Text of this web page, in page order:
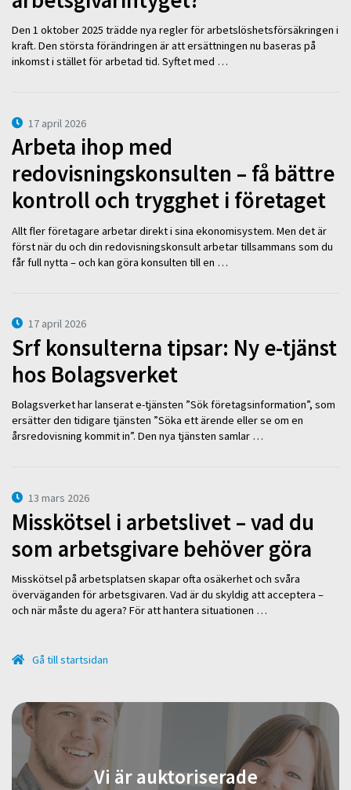
Den 1 oktober 2025 trädde nya regler för arbetslöshetsförsäkringen i
kraft. Den största förändringen är att ersättningen nu baseras på
inkomst i stället för arbetad tid. Syftet med …
17 april 2026
Arbeta ihop med
redovisningskonsulten – få bättre
kontroll och trygghet i företaget
Allt fler företagare arbetar direkt i sina ekonomisystem. Men det är
först när du och din redovisningskonsult arbetar tillsammans som du
får full nytta – och kan göra konsulten till en …
17 april 2026
Srf konsulterna tipsar: Ny e-tjänst
hos Bolagsverket
Bolagsverket har lanserat e-tjänsten ”Sök företagsinformation”, som
ersätter den tidigare tjänsten ”Söka ett ärende eller se om en
årsredovisning kommit in”. Den nya tjänsten samlar …
13 mars 2026
Misskötsel i arbetslivet – vad du
som arbetsgivare behöver göra
Misskötsel på arbetsplatsen skapar ofta osäkerhet och svåra
överväganden för arbetsgivaren. Vad är du skyldig att acceptera –
och när måste du agera? För att hantera situationen …
Gå till startsidan
Vi är auktoriserade